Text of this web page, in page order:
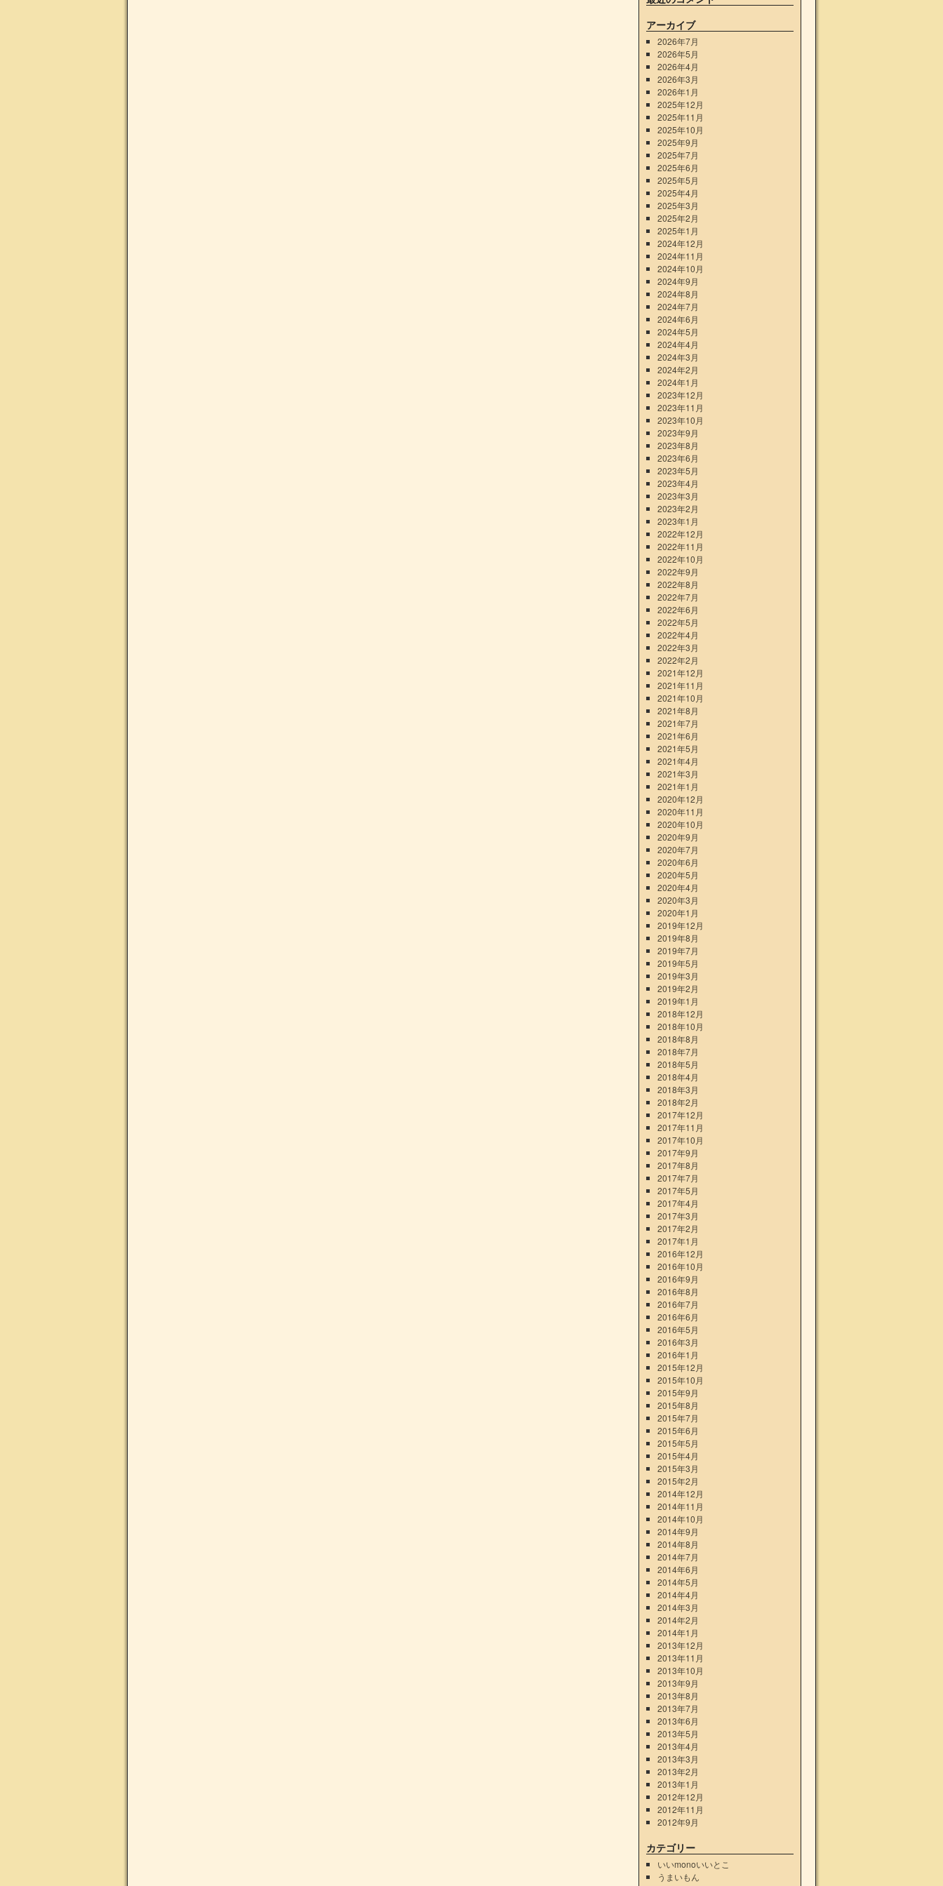
アーカイブ
2026年7月
2026年5月
2026年4月
2026年3月
2026年1月
2025年12月
2025年11月
2025年10月
2025年9月
2025年7月
2025年6月
2025年5月
2025年4月
2025年3月
2025年2月
2025年1月
2024年12月
2024年11月
2024年10月
2024年9月
2024年8月
2024年7月
2024年6月
2024年5月
2024年4月
2024年3月
2024年2月
2024年1月
2023年12月
2023年11月
2023年10月
2023年9月
2023年8月
2023年6月
2023年5月
2023年4月
2023年3月
2023年2月
2023年1月
2022年12月
2022年11月
2022年10月
2022年9月
2022年8月
2022年7月
2022年6月
2022年5月
2022年4月
2022年3月
2022年2月
2021年12月
2021年11月
2021年10月
2021年8月
2021年7月
2021年6月
2021年5月
2021年4月
2021年3月
2021年1月
2020年12月
2020年11月
2020年10月
2020年9月
2020年7月
2020年6月
2020年5月
2020年4月
2020年3月
2020年1月
2019年12月
2019年8月
2019年7月
2019年5月
2019年3月
2019年2月
2019年1月
2018年12月
2018年10月
2018年8月
2018年7月
2018年5月
2018年4月
2018年3月
2018年2月
2017年12月
2017年11月
2017年10月
2017年9月
2017年8月
2017年7月
2017年5月
2017年4月
2017年3月
2017年2月
2017年1月
2016年12月
2016年10月
2016年9月
2016年8月
2016年7月
2016年6月
2016年5月
2016年3月
2016年1月
2015年12月
2015年10月
2015年9月
2015年8月
2015年7月
2015年6月
2015年5月
2015年4月
2015年3月
2015年2月
2014年12月
2014年11月
2014年10月
2014年9月
2014年8月
2014年7月
2014年6月
2014年5月
2014年4月
2014年3月
2014年2月
2014年1月
2013年12月
2013年11月
2013年10月
2013年9月
2013年8月
2013年7月
2013年6月
2013年5月
2013年4月
2013年3月
2013年2月
2013年1月
2012年12月
2012年11月
2012年9月
カテゴリー
いいmonoいいとこ
うまいもん